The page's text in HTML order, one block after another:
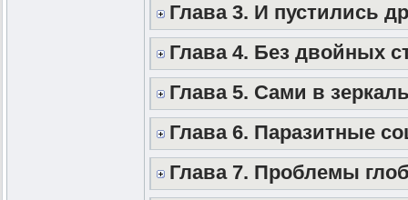
Глава 3. И пустились
Глава 4. Без двойных
Глава 5. Сами в
Глава 6. Паразитные
Глава 7. Проблемы